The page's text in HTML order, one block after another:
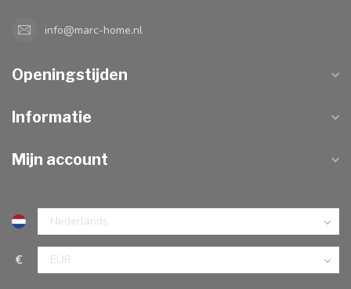
info@marc-home.nl
Openingstijden
Informatie
Mijn account
€